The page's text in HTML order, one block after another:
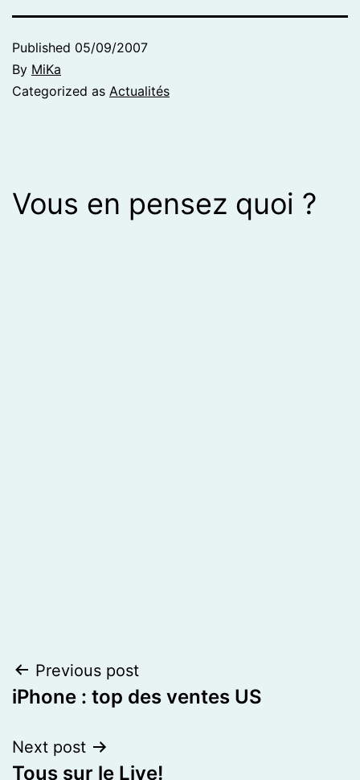
Published 05/09/2007
By MiKa
Categorized as Actualités
Vous en pensez quoi ?
Post
navigation
Previous post
iPhone : top des ventes US
Next post
Tous sur le Live!